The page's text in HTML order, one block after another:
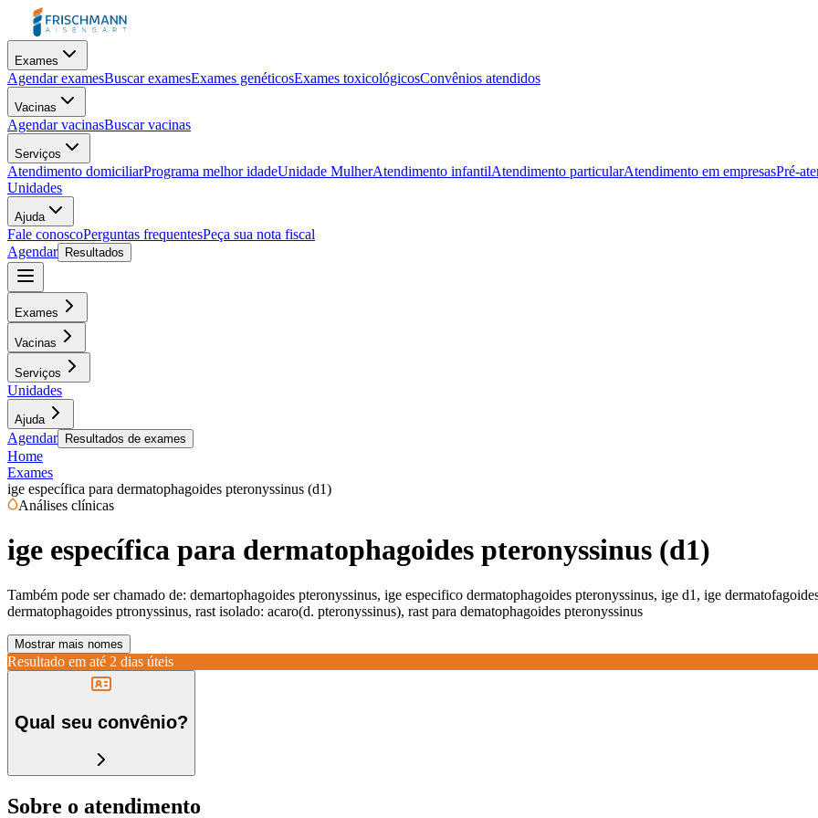
Exames
Agendar examesBuscar examesExames genéticosExames toxicológicosConvênios atendidos
Vacinas
Agendar vacinasBuscar vacinas
Serviços
Atendimento domiciliarPrograma melhor idadeUnidade MulherAtendimento infantilAtendimento particularAtendimento em empresasPré-
Unidades
Ajuda
Fale conoscoPerguntas frequentesPeça sua nota fiscal
Agendar
Resultados
Exames
Vacinas
Serviços
Unidades
Ajuda
Agendar Resultados de exames
Home
Exames
ige específica para dermatophagoides pteronyssinus (d1)
Análises clínicas
ige específica para dermatophagoides pteronyssinus (d1)
Também pode ser chamado de: demartophagoides pteronyssinus, ige especifico dermatophagoides pteronyssinus, ige d1, ige
dermatophagoides ptronyssinus, rast isolado: acaro(d. pteronyssinus), rast para dematophagoides pteronyssinus
Mostrar mais nomes
Resultado em até 2 dias úteis
Qual seu convênio?
Sobre o atendimento